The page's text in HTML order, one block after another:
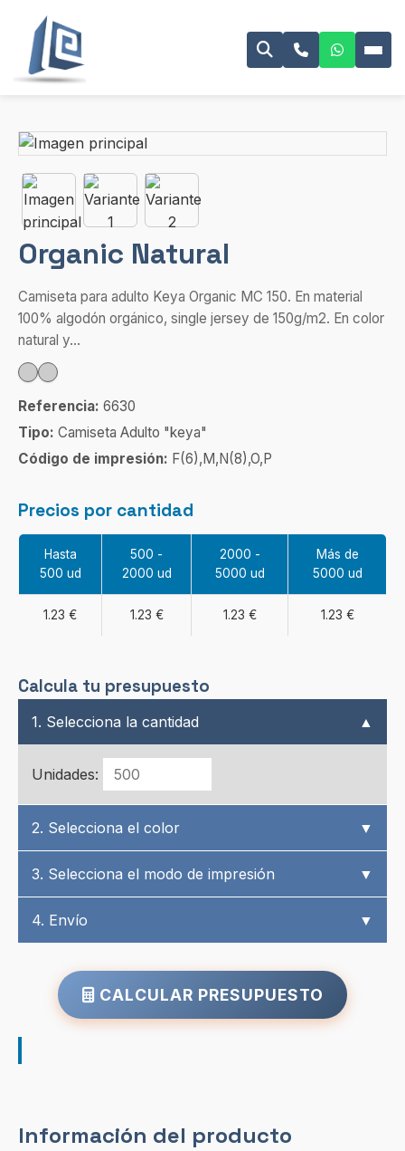
Organic Natural
Camiseta para adulto Keya Organic MC 150. En material
100% algodón orgánico, single jersey de 150g/m2. En color
natural y...
Referencia: 6630
Tipo: Camiseta Adulto "keya"
Código de impresión: F(6),M,N(8),O,P
Precios por cantidad
Hasta
500 ud
500 -
2000 ud
2000 -
5000 ud
Más de
5000 ud
1.23 € 1.23 € 1.23 € 1.23 €
Calcula tu presupuesto
1. Selecciona la cantidad ▲
Unidades:
2. Selecciona el color ▼
3. Selecciona el modo de impresión ▼
4. Envío ▼
CALCULAR PRESUPUESTO
Información del producto